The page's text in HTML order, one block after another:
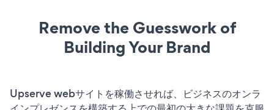
Remove the Guesswork of
Building Your Brand
Upserve webサイトを稼働させれば、ビジネスのオンラ